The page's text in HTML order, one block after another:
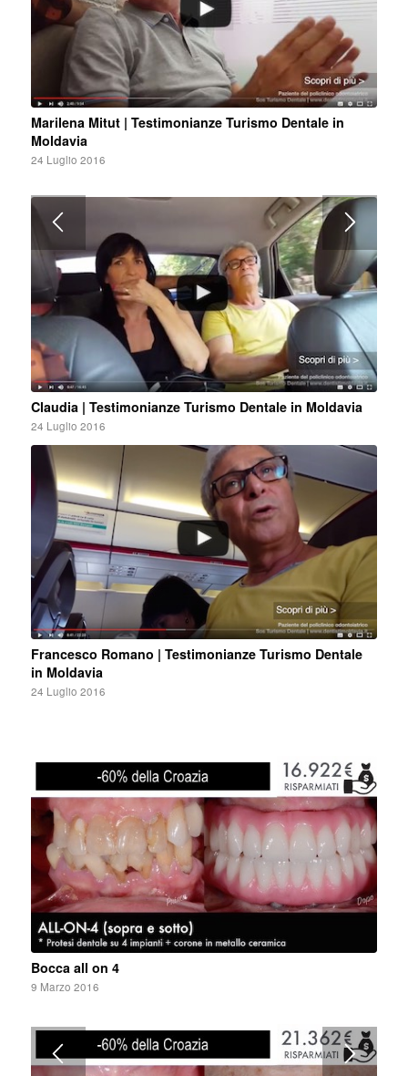
Marilena Mitut | Testimonianze Turismo Dentale in
Moldavia
24 Luglio 2016
Claudia | Testimonianze Turismo Dentale in Moldavia
24 Luglio 2016
Francesco Romano | Testimonianze Turismo Dentale
in Moldavia
24 Luglio 2016
Bocca all on 4
9 Marzo 2016